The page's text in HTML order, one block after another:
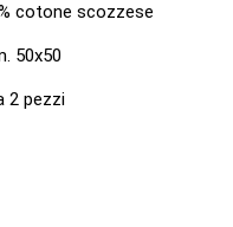
cotone scozzese
50x50
2 pezzi